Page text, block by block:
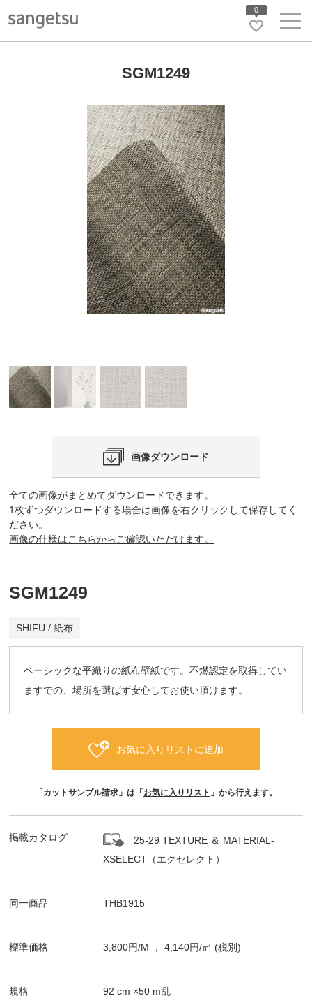
0
SGM1249
画像ダウンロード
全ての画像がまとめてダウンロードできます。
1枚ずつダウンロードする場合は画像を右クリックして保存してく
ださい。
画像の仕様はこちらからご確認いただけます。
SGM1249
SHIFU / 紙布
ベーシックな平織りの紙布壁紙です。不燃認定を取得してい
ますでの、場所を選ばず安心してお使い頂けます。
お気に入りリストに追加
「カットサンプル請求」は「 お気に入りリスト 」から行えます。
掲載カタログ
25-29 TEXTURE ＆ MATERIAL-
XSELECT（エクセレクト）
同一商品 THB1915
標準価格 3,800円/M ，4,140円/㎡ (税別)
規格 92 cm ×50 m乱